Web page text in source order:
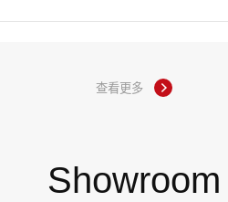
查看更多
Showroom